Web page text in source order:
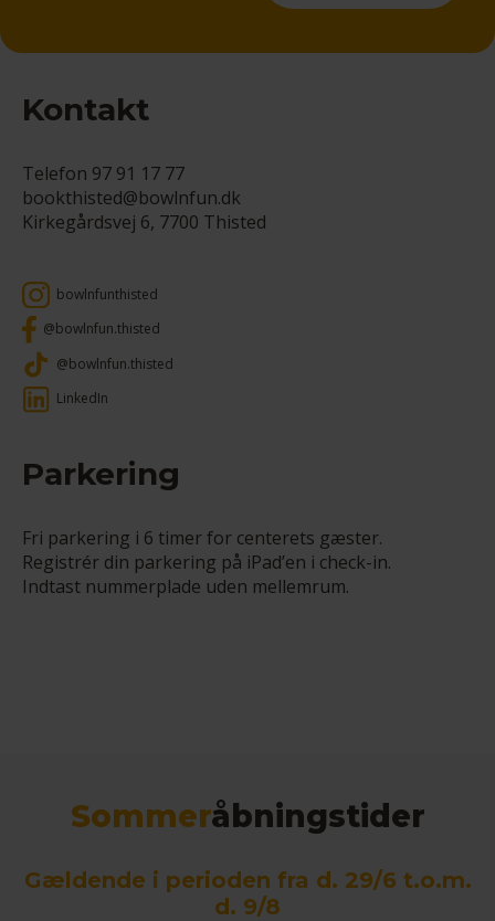
Kontakt
Telefon 97 91 17 77
bookthisted@bowlnfun.dk
Kirkegårdsvej 6, 7700 Thisted
bowlnfunthisted
@bowlnfun.thisted
@bowlnfun.thisted
LinkedIn
Parkering
Fri parkering i 6 timer for centerets gæster.
Registrér din parkering på iPad’en i check-in.
Indtast nummerplade uden mellemrum.
Sommeråbningstider
Gældende i perioden fra d. 29/6 t.o.m.
d. 9/8